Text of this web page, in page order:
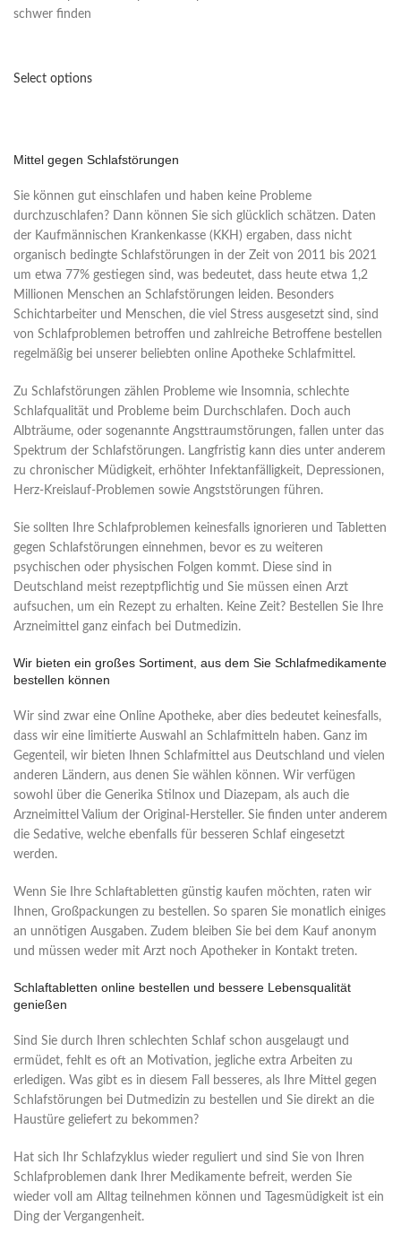
schwer finden
Select options
Mittel gegen Schlafstörungen
Sie können gut einschlafen und haben keine Probleme
durchzuschlafen? Dann können Sie sich glücklich schätzen. Daten
der Kaufmännischen Krankenkasse (KKH) ergaben, dass nicht
organisch bedingte Schlafstörungen in der Zeit von 2011 bis 2021
um etwa 77% gestiegen sind, was bedeutet, dass heute etwa 1,2
Millionen Menschen an Schlafstörungen leiden. Besonders
Schichtarbeiter und Menschen, die viel Stress ausgesetzt sind, sind
von Schlafproblemen betroffen und zahlreiche Betroffene bestellen
regelmäßig bei unserer beliebten online Apotheke Schlafmittel .
Zu Schlafstörungen zählen Probleme wie Insomnia, schlechte
Schlafqualität und Probleme beim Durchschlafen. Doch auch
Albträume, oder sogenannte Angsttraumstörungen, fallen unter das
Spektrum der Schlafstörungen. Langfristig kann dies unter anderem
zu chronischer Müdigkeit, erhöhter Infektanfälligkeit, Depressionen,
Herz-Kreislauf-Problemen sowie Angststörungen führen.
Sie sollten Ihre Schlafproblemen keinesfalls ignorieren und
Tabletten
gegen Schlafstörungen einnehmen, bevor es zu weiteren
psychischen oder physischen Folgen kommt. Diese sind in
Deutschland meist rezeptpflichtig und Sie müssen einen Arzt
aufsuchen, um ein Rezept zu erhalten. Keine Zeit? Bestellen Sie Ihre
Arzneimittel ganz einfach bei Dutmedizin.
Wir bieten ein großes Sortiment, aus dem Sie Schlafmedikamente
bestellen können
Wir sind zwar eine Online Apotheke, aber dies bedeutet keinesfalls,
dass wir eine limitierte Auswahl an Schlafmitteln haben. Ganz im
Gegenteil, wir bieten Ihnen Schlafmittel aus Deutschland und vielen
anderen Ländern, aus denen Sie wählen können. Wir verfügen
sowohl über die Generika Stilnox und Diazepam, als auch die
Arzneimittel Valium der Original-Hersteller. Sie finden unter anderem
die Sedative, welche ebenfalls für besseren Schlaf eingesetzt
werden.
Wenn Sie Ihre Schlaftabletten günstig kaufen möchten, raten wir
Ihnen, Großpackungen zu bestellen. So sparen Sie monatlich einiges
an unnötigen Ausgaben. Zudem bleiben Sie bei dem Kauf anonym
und müssen weder mit Arzt noch Apotheker in Kontakt treten.
Schlaftabletten online bestellen und bessere Lebensqualität
genießen
Sind Sie durch Ihren schlechten Schlaf schon ausgelaugt und
ermüdet, fehlt es oft an Motivation, jegliche extra Arbeiten zu
erledigen. Was gibt es in diesem Fall besseres, als Ihre Mittel gegen
Schlafstörungen bei Dutmedizin zu bestellen und Sie direkt an die
Haustüre geliefert zu bekommen?
Hat sich Ihr Schlafzyklus wieder reguliert und sind Sie von Ihren
Schlafproblemen dank Ihrer Medikamente befreit, werden Sie
wieder voll am Alltag teilnehmen können und Tagesmüdigkeit ist ein
Ding der Vergangenheit.